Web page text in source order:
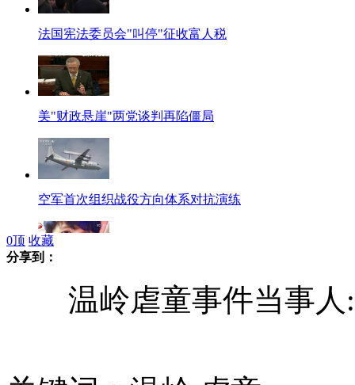
法国宪法委员会"叫停"征收富人税
美"财政悬崖"两党谈判再陷僵局
空军首次组织战役方向体系对抗演练
南大"技术帝"入侵老师邮箱搜考卷
0顶 收藏
分享到：
温岭虐童事件当事人: